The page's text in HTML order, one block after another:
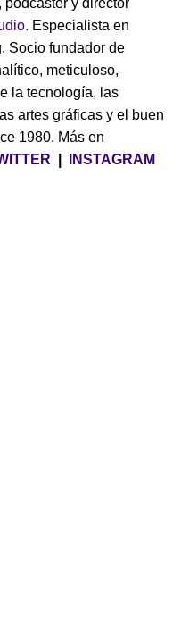
podcaster y director
. Especialista en
Socio fundador de
meticuloso,
la tecnología, las
artes gráficas y el buen
1980. Más en
INSTAGRAM